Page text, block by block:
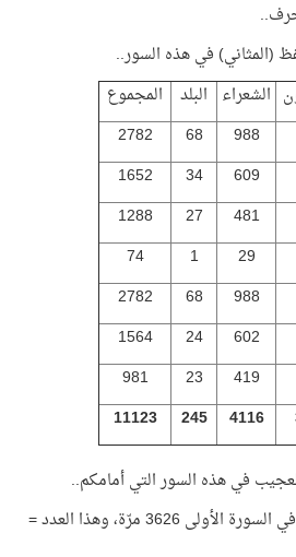
(المثاني) في هذه السور..
الشعراء البلد
المجموع
988
68
2782
609
34
1652
481
27
1288
29
1
74
988
68
2782
602
24
1564
419
23
981
4116
245
11123
في هذه السور التي أمامكم..
3626 مرّة، وهذا العدد =